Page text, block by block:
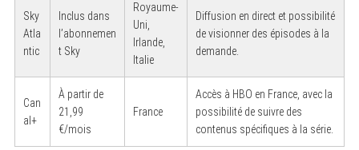
Sky
Atla
ntic
Inclus dans
l’abonnemen
t Sky
Royaume-
Uni,
Irlande,
Italie
Diffusion en direct et possibilité
de visionner des épisodes à la
demande.
Can
al+
À partir de
21,99
€/mois
France
Accès à HBO en France, avec la
possibilité de suivre des
contenus spécifiques à la série.